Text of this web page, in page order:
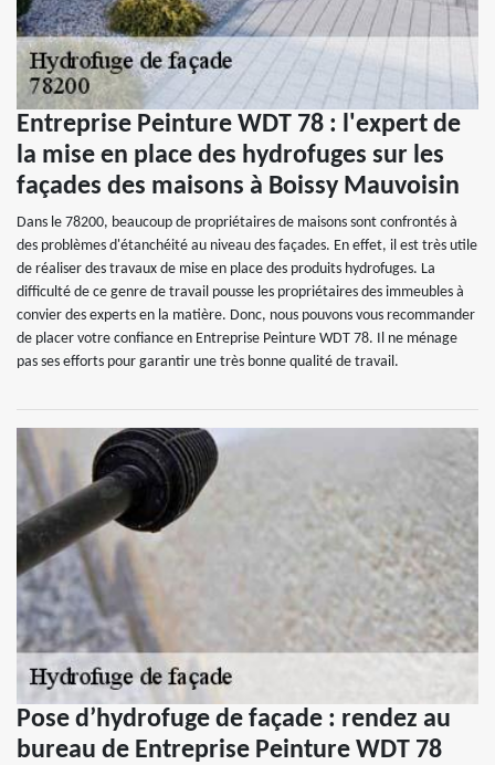
Entreprise Peinture WDT 78 : l'expert de
la mise en place des hydrofuges sur les
façades des maisons à Boissy Mauvoisin
Dans le 78200, beaucoup de propriétaires de maisons sont confrontés à
des problèmes d'étanchéité au niveau des façades. En effet, il est très utile
de réaliser des travaux de mise en place des produits hydrofuges. La
difficulté de ce genre de travail pousse les propriétaires des immeubles à
convier des experts en la matière. Donc, nous pouvons vous recommander
de placer votre confiance en Entreprise Peinture WDT 78. Il ne ménage
pas ses efforts pour garantir une très bonne qualité de travail.
Pose d’hydrofuge de façade : rendez au
bureau de Entreprise Peinture WDT 78